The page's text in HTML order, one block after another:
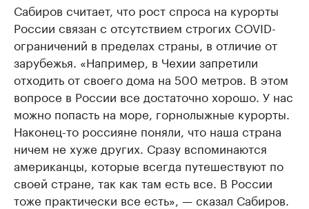
Сабиров считает, что рост спроса на курорты
России связан с отсутствием строгих COVID-
ограничений в пределах страны, в отличие от
зарубежья. «Например, в Чехии запретили
отходить от своего дома на 500 метров. В этом
вопросе в России все достаточно хорошо. У нас
можно попасть на море, горнолыжные курорты.
Наконец-то россияне поняли, что наша страна
ничем не хуже других. Сразу вспоминаются
американцы, которые всегда путешествуют по
своей стране, так как там есть все. В России
тоже практически все есть», — сказал Сабиров.